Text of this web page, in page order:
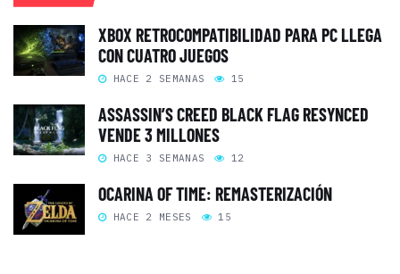
XBOX RETROCOMPATIBILIDAD PARA PC LLEGA
CON CUATRO JUEGOS
HACE 2 SEMANAS 15
ASSASSIN’S CREED BLACK FLAG RESYNCED
VENDE 3 MILLONES
HACE 3 SEMANAS 12
OCARINA OF TIME: REMASTERIZACIÓN
HACE 2 MESES 15